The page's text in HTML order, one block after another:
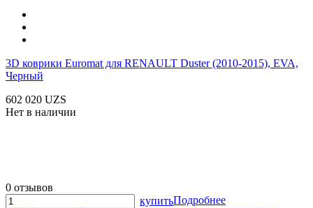
3D коврики Euromat для RENAULT Duster (2010-2015), EVA,
Черный
602 020 UZS
Нет в наличии
0 отзывов
купитьПодробнее